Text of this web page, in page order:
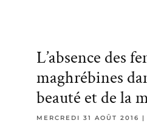
L’absence des
maghrébines
beauté et de la
MERCREDI 31 AOÛT 2016